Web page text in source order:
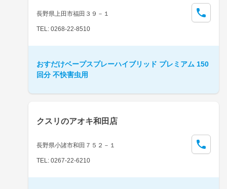
長野県上田市福田３９－１
TEL: 0268-22-8510
おすだけベープスプレーハイブリッド プレミアム 150
回分 不快害虫用
クスリのアオキ和田店
長野県小諸市和田７５２－１
TEL: 0267-22-6210